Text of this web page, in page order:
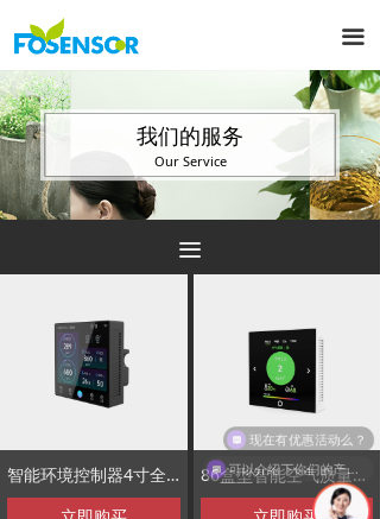
끀
我们的服务
Our Service
끀
智能环境控制器4寸全触摸屏FS11007-AC款可联动智能设备
86盒型智能空气质量检测仪FS11006-DC版
可以介绍下你们的产品么？
现在有优惠活动么？